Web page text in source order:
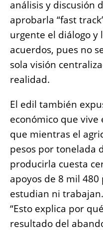
análisis y discusión
aprobarla “fast
urgente el diálogo y
acuerdos, pues no
sola visión
realidad.
El edil también
económico que vive
que mientras el
pesos por tonelada
producirla cuesta
apoyos de 8 mil
estudian ni trabajan.
“Esto explica por
resultado del